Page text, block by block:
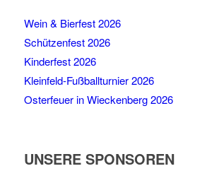
Wein & Bierfest 2026
Schützenfest 2026
Kinderfest 2026
Kleinfeld-Fußballturnier 2026
Osterfeuer in Wieckenberg 2026
UNSERE SPONSOREN